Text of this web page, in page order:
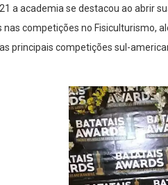
a academia se destacou ao abrir
nas competições no Fisiculturismo,
principais competições sul-